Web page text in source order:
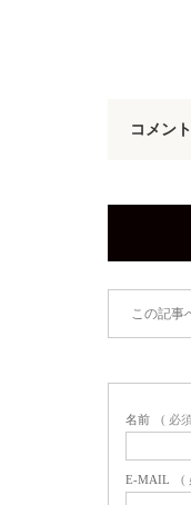
コメント
この記事
名前 ( 必
E-MAIL (